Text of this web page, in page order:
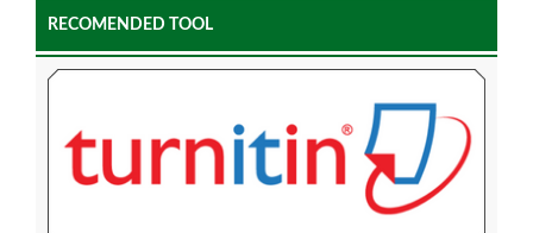
RECOMENDED TOOL